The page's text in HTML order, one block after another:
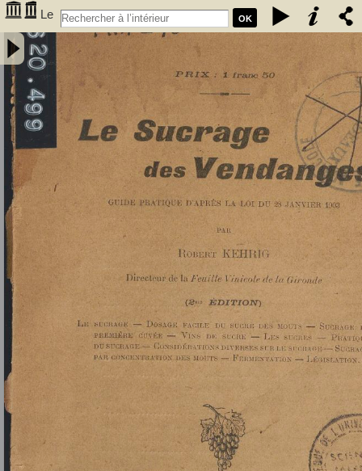
OK
Le
Sucrage des vendanges : guide pratique d'après la loi du 28 janvier
1903 - Kehrig, Robert (1873-1941). Auteur